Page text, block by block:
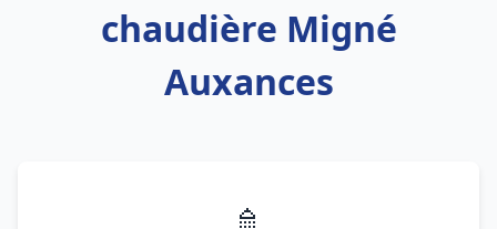
chaudière Migné
Auxances